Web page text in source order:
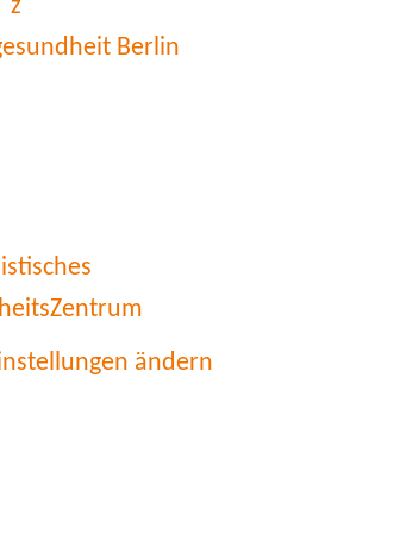
ändern